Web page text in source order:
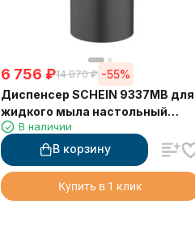
6 756 ₽14 870 ₽ -55%
Диспенсер SCHEIN 9337MB для
жидкого мыла настольный
черный
В наличии
В корзину
Купить в 1 клик